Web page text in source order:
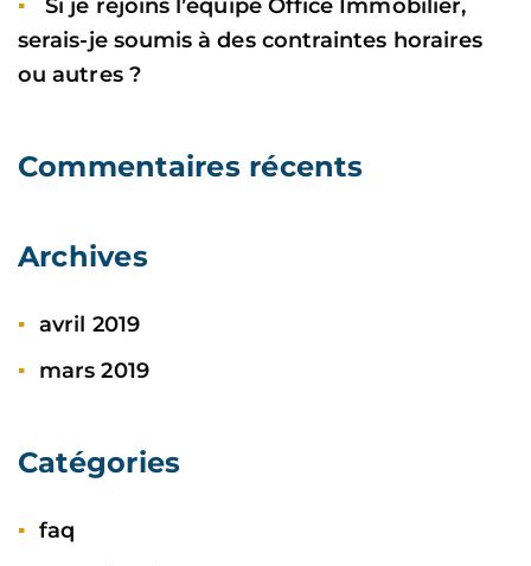
Si je rejoins l’équipe Office Immobilier,
serais-je soumis à des contraintes horaires
ou autres ?
Commentaires récents
Archives
avril 2019
mars 2019
Catégories
faq